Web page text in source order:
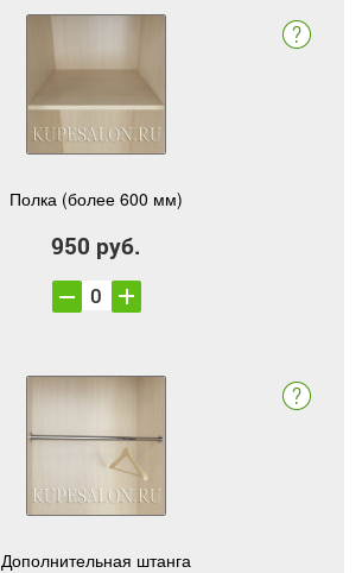
Полка (более 600 мм)
950 руб.
Дополнительная штанга